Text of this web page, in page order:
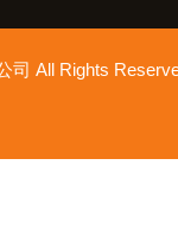
司 All Rights